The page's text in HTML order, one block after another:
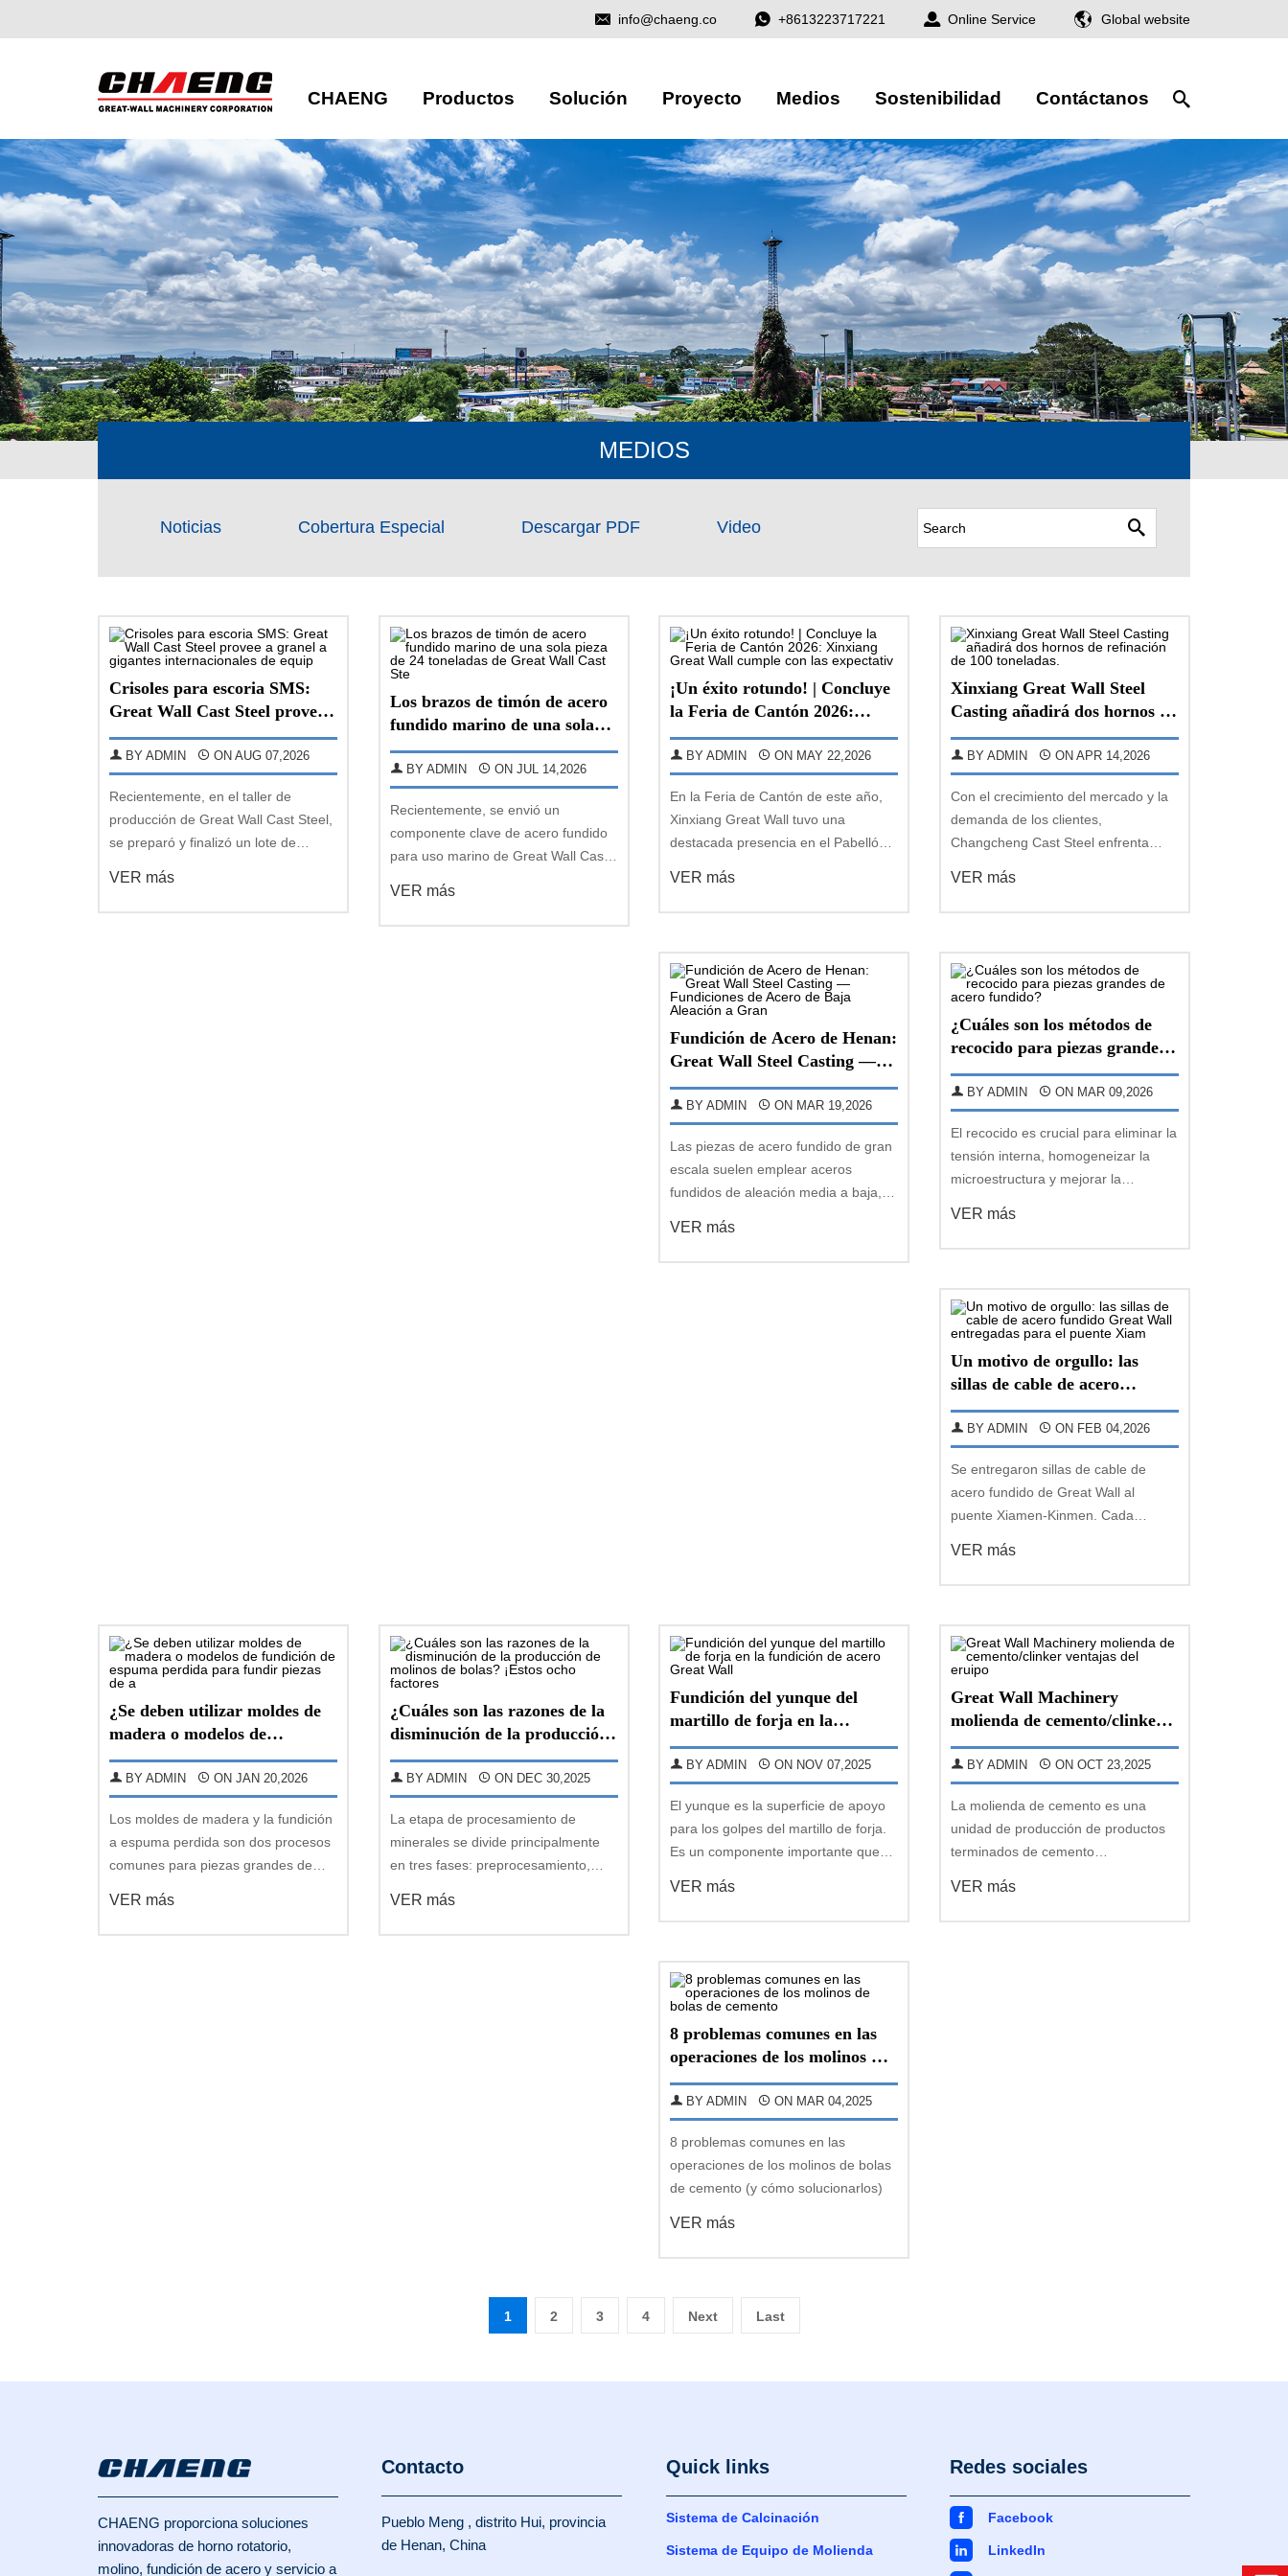
info@chaeng.co +8613223717221 Online Service Global website
CHAENG Productos Solución Proyecto Medios Sostenibilidad Contáctanos
MEDIOS
Noticias Cobertura Especial Descargar PDF Video
Crisoles para escoria SMS:
Great Wall Cast Steel provee
a granel a gigantes
internacionales de equip
BY ADMIN ON AUG 07,2026
Recientemente, en el taller de
producción de Great Wall Cast Steel,
se preparó y finalizó un lote de
alemán SMS. Este lote de crisoles es
VER más
Los brazos de timón de acero
fundido marino de una sola
pieza de 24 toneladas de Great
Wall Cast Ste
BY ADMIN ON JUL 14,2026
Recientemente, se envió un
componente clave de acero fundido
para uso marino de Great Wall Cast
toneladas, directamente desde la
VER más
¡Un éxito rotundo! | Concluye
la Feria de Cantón 2026:
Xinxiang Great Wall cumple
con las expectativ
BY ADMIN ON MAY 22,2026
En la Feria de Cantón de este año,
Xinxiang Great Wall tuvo una
destacada presencia en el Pabellón
Exposición de Maquinaria y Equipos
variada gama de nuevas
VER más
Xinxiang Great Wall Steel
Casting añadirá dos hornos de
refinación de 100 toneladas.
BY ADMIN ON APR 14,2026
Con el crecimiento del mercado y la
demanda de los clientes,
Changcheng Cast Steel enfrenta
las capacidades de mecanizado y la
producción inteligent
VER más
Fundición de Acero de Henan:
Great Wall Steel Casting —
Fundiciones de Acero de Baja
Aleación a Gran
BY ADMIN ON MAR 19,2026
Las piezas de acero fundido de gran
escala suelen emplear aceros
fundidos de aleación media a baja,
mecánicas; en consecuencia, el
VER más
¿Cuáles son los métodos de
recocido para piezas grandes
de acero fundido?
BY ADMIN ON MAR 09,2026
El recocido es crucial para eliminar la
tensión interna, homogeneizar la
microestructura y mejorar la
tamaño, peso y estructura compleja,
significativamen
VER más
Un motivo de orgullo: las
sillas de cable de acero
fundido Great Wall
entregadas para el puente
Xiam
BY ADMIN ON FEB 04,2026
Se entregaron sillas de cable de
acero fundido de Great Wall al
puente Xiamen-Kinmen. Cada
lo que contribuyó a la construcción
VER más
¿Se deben utilizar moldes de
madera o modelos de
fundición de espuma perdida
para fundir piezas de a
BY ADMIN ON JAN 20,2026
Los moldes de madera y la fundición
a espuma perdida son dos procesos
comunes para piezas grandes de
Great Wall Cast Steel le guiará sobre
VER más
¿Cuáles son las razones de la
disminución de la producción
de molinos de bolas? ¡Estos
ocho factores
BY ADMIN ON DEC 30,2025
La etapa de procesamiento de
minerales se divide principalmente
en tres fases: preprocesamiento,
preprocesamiento, por lo que el
VER más
Fundición del yunque del
martillo de forja en la
fundición de acero Great Wall
BY ADMIN ON NOV 07,2025
El yunque es la superficie de apoyo
para los golpes del martillo de forja.
Es un componente importante que
es relativamente simple, compuesta
sencill
VER más
Great Wall Machinery
molienda de cemento/clinker
ventajas del eruipo
BY ADMIN ON OCT 23,2025
La molienda de cemento es una
unidad de producción de productos
terminados de cemento
terminada de la línea de producción
VER más
8 problemas comunes en las
operaciones de los molinos de
bolas de cemento
BY ADMIN ON MAR 04,2025
8 problemas comunes en las
operaciones de los molinos de bolas
de cemento (y cómo solucionarlos)
VER más
1 2 3 4 Next Last
CHAENG proporciona soluciones
innovadoras de horno rotatorio,
molino, fundición de acero y servicio a
Contacto
Pueblo Meng , distrito Hui, provincia
de Henan, China
Quick links
Sistema de Calcinación
Sistema de Equipo de Molienda
Redes sociales
Facebook
LinkedIn